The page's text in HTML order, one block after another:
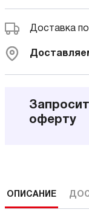
Доставка
оферту
ОПИСАНИЕ